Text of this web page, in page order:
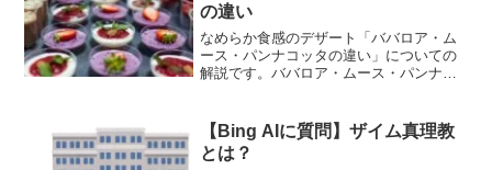
の違い
なめらか食感のデザート「ババロア・ム
ース・パンナコッタの違い」についての
解説です。ババロア・ムース・パンナコ
特徴ババロアムースパンナコッタ材料カ
スタード（卵、牛乳、砂糖...
【Bing AIに質問】ザイム真理教
とは？